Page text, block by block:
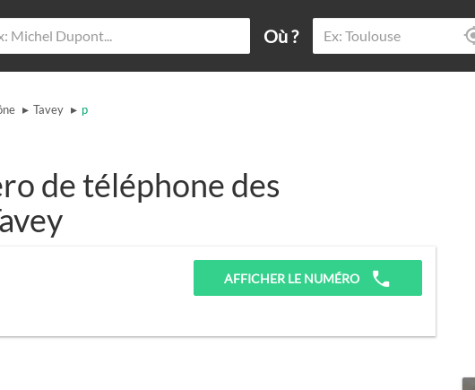
Où ?
▸ Tavey ▸ p
de téléphone des
AFFICHER LE NUMÉRO